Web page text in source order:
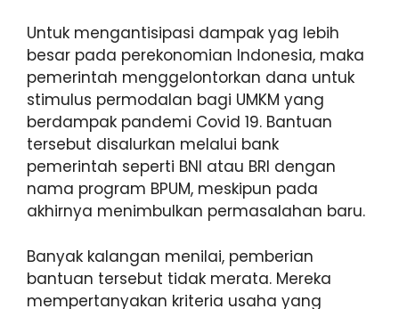
Untuk mengantisipasi dampak yag lebih
besar pada perekonomian Indonesia, maka
pemerintah menggelontorkan dana untuk
stimulus permodalan bagi UMKM yang
berdampak pandemi Covid 19. Bantuan
tersebut disalurkan melalui bank
pemerintah seperti BNI atau BRI dengan
nama program BPUM, meskipun pada
akhirnya menimbulkan permasalahan baru.
Banyak kalangan menilai, pemberian
bantuan tersebut tidak merata. Mereka
mempertanyakan kriteria usaha yang